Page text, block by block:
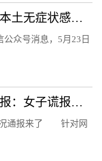
四川新增本土确诊病例19例、本土无症状感染者24例
众号消息，5月23日
清华女博士报考协警？官方通报：女子谎报学历
通报来了 针对网